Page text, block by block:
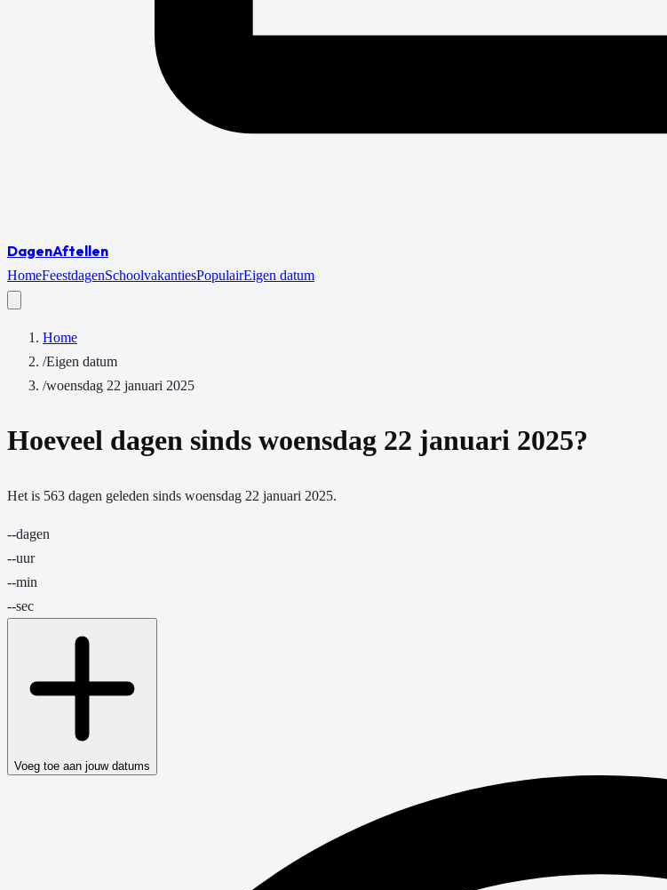
DagenAftellen
HomeFeestdagenSchoolvakantiesPopulairEigen datum
Home
/Eigen datum
/woensdag 22 januari 2025
Hoeveel dagen sinds woensdag 22 januari 2025?
Het is 563 dagen geleden sinds woensdag 22 januari 2025.
--dagen
--uur
--min
--sec
Voeg toe aan jouw datums